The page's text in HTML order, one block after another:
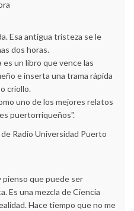
Esa antigua tristeza se le
dos horas.
un libro que vence las
e inserta una trama rápida
criollo.
uno de los mejores relatos
puertorriqueños".
Radio Universidad Puerto
pienso que puede ser
Es una mezcla de Ciencia
Hace tiempo que no me